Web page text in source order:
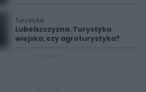
Turystyka
Lubelszczyzna. Turystyka
wiejska, czy agroturystyka?